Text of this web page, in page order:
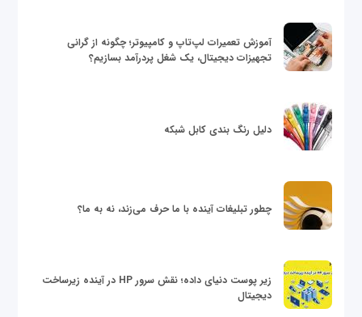
آموزش تعمیرات لپ‌تاپ و کامپیوتر؛ چگونه از گرانی
تجهیزات دیجیتال، یک شغل پردرآمد بسازیم؟
دلیل رنگ بندی کابل شبکه
چطور تبلیغات آینده با ما حرف می‌زند، نه به ما؟
زیر پوست دنیای داده؛ نقش سرور HP در آینده زیرساخت
دیجیتال